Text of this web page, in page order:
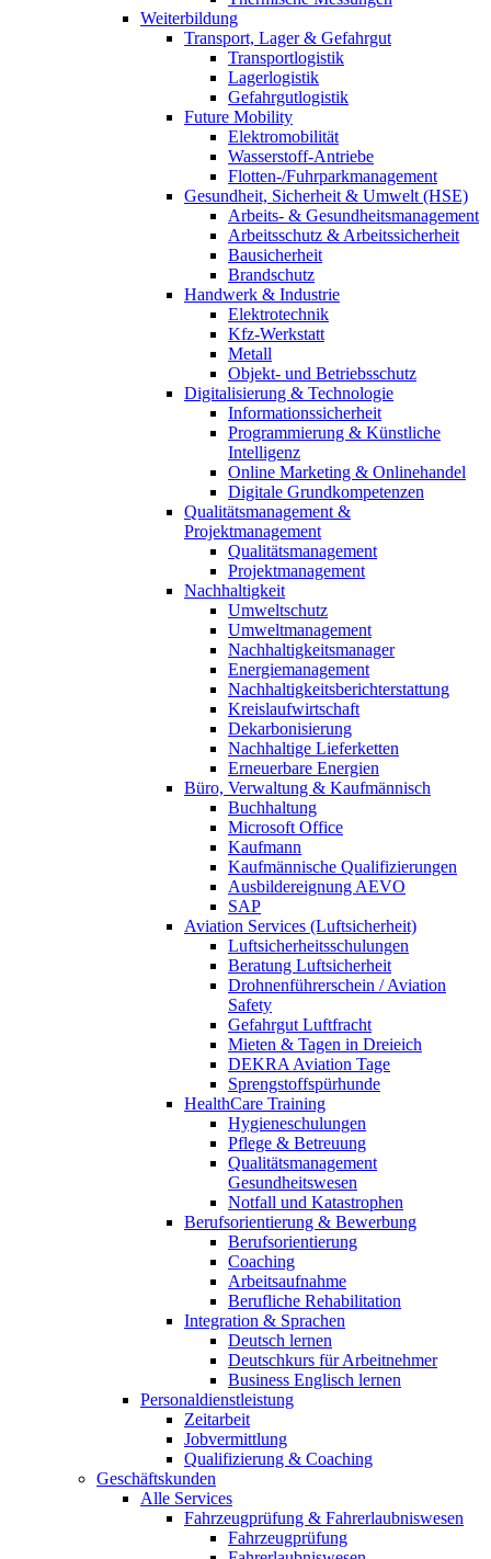
Weiterbildung
Transport, Lager & Gefahrgut
Transportlogistik
Lagerlogistik
Gefahrgutlogistik
Future Mobility
Elektromobilität
Wasserstoff-Antriebe
Flotten-/Fuhrparkmanagement
Gesundheit, Sicherheit & Umwelt (HSE)
Arbeits- & Gesundheitsmanagement
Arbeitsschutz & Arbeitssicherheit
Bausicherheit
Brandschutz
Handwerk & Industrie
Elektrotechnik
Kfz-Werkstatt
Metall
Objekt- und Betriebsschutz
Digitalisierung & Technologie
Informationssicherheit
Programmierung & Künstliche
Intelligenz
Online Marketing & Onlinehandel
Digitale Grundkompetenzen
Qualitätsmanagement &
Projektmanagement
Qualitätsmanagement
Projektmanagement
Nachhaltigkeit
Umweltschutz
Umweltmanagement
Nachhaltigkeitsmanager
Energiemanagement
Nachhaltigkeitsberichterstattung
Kreislaufwirtschaft
Dekarbonisierung
Nachhaltige Lieferketten
Erneuerbare Energien
Büro, Verwaltung & Kaufmännisch
Buchhaltung
Microsoft Office
Kaufmann
Kaufmännische Qualifizierungen
Ausbildereignung AEVO
SAP
Aviation Services (Luftsicherheit)
Luftsicherheitsschulungen
Beratung Luftsicherheit
Drohnenführerschein / Aviation
Safety
Gefahrgut Luftfracht
Mieten & Tagen in Dreieich
DEKRA Aviation Tage
Sprengstoffspürhunde
HealthCare Training
Hygieneschulungen
Pflege & Betreuung
Qualitätsmanagement
Gesundheitswesen
Notfall und Katastrophen
Berufsorientierung & Bewerbung
Berufsorientierung
Coaching
Arbeitsaufnahme
Berufliche Rehabilitation
Integration & Sprachen
Deutsch lernen
Deutschkurs für Arbeitnehmer
Business Englisch lernen
Personaldienstleistung
Zeitarbeit
Jobvermittlung
Qualifizierung & Coaching
Geschäftskunden
Alle Services
Fahrzeugprüfung & Fahrerlaubniswesen
Fahrzeugprüfung